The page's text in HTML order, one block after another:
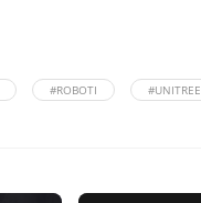
#ROBOTI #UNITREE